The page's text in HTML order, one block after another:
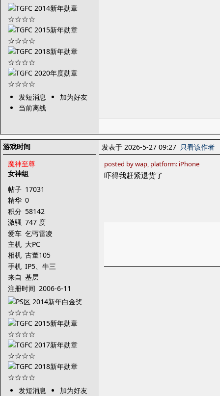
发短消息
加为好友
当前离线
游戏时间
魔神至尊
女神组
帖子 17031
精华 0
积分 58142
激骚 747 度
爱车 乞丐雷凌
主机 大PC
相机 古董105
手机 IP5、牛三
来自 基层
注册时间 2006-6-11
发短消息
加为好友
发表于 2026-5-27 09:27 只看该作者
posted by wap, platform: iPhone
吓得我赶紧退货了